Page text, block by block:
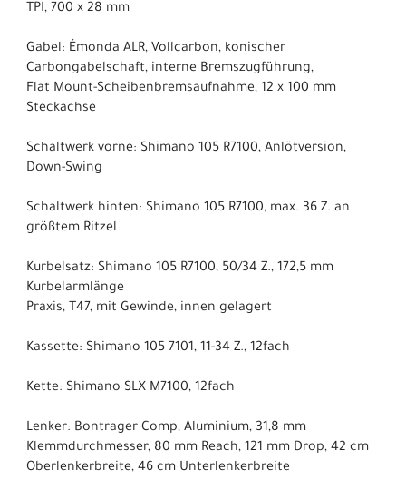
TPI, 700 x 28 mm
Gabel: Émonda ALR, Vollcarbon, konischer
Carbongabelschaft, interne Bremszugführung,
Flat Mount-Scheibenbremsaufnahme, 12 x 100 mm
Steckachse
Schaltwerk vorne: Shimano 105 R7100, Anlötversion,
Down-Swing
Schaltwerk hinten: Shimano 105 R7100, max. 36 Z. an
größtem Ritzel
Kurbelsatz: Shimano 105 R7100, 50/34 Z., 172,5 mm
Kurbelarmlänge
Praxis, T47, mit Gewinde, innen gelagert
Kassette: Shimano 105 7101, 11-34 Z., 12fach
Kette: Shimano SLX M7100, 12fach
Lenker: Bontrager Comp, Aluminium, 31,8 mm
Klemmdurchmesser, 80 mm Reach, 121 mm Drop, 42 cm
Oberlenkerbreite, 46 cm Unterlenkerbreite